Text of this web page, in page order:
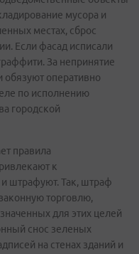
мусора и
местах, сброс
Если фасад исписали
За непринятие
обязуют оперативно
по исполнению
городской
правила
к
и штрафуют. Так, штраф
торговлю,
для этих целей
снос зеленых
на стенах зданий и